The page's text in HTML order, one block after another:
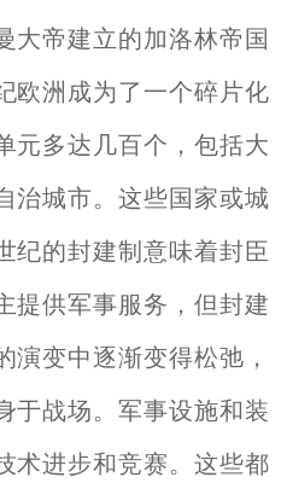
大帝建立的加洛林帝国
欧洲成为了一个碎片化
元多达几百个，包括大
治城市。这些国家或城
纪的封建制意味着封臣
提供军事服务，但封建
演变中逐渐变得松弛，
于战场。军事设施和装
术进步和竞赛。这些都